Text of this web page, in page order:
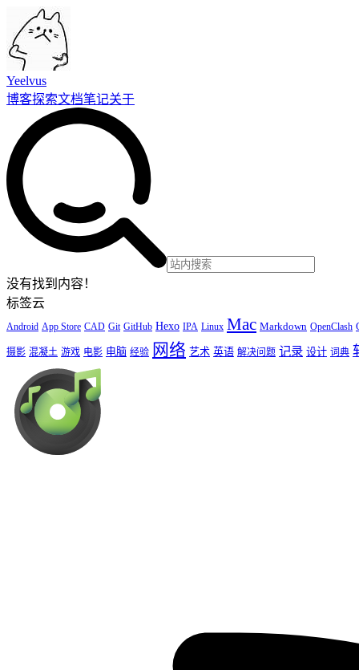
Yeelvus
博客探索文档笔记关于
没有找到内容！
标签云
Android App Store CAD Git GitHub Hexo IPA Linux Mac Markdown OpenClash
摄影 混凝土 游戏 电影 电脑 经验 网络 艺术 英语 解决问题 记录 设计 词典